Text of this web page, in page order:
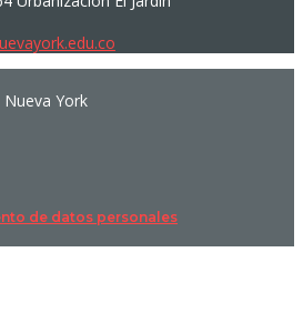
York
de datos personales